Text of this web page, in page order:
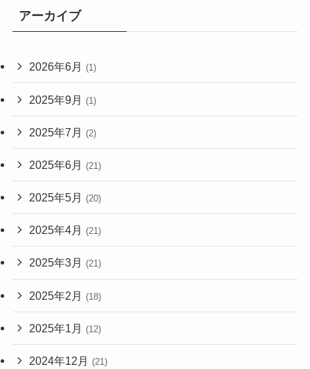
アーカイブ
2026年6月 (1)
2025年9月 (1)
2025年7月 (2)
2025年6月 (21)
2025年5月 (20)
2025年4月 (21)
2025年3月 (21)
2025年2月 (18)
2025年1月 (12)
2024年12月 (21)